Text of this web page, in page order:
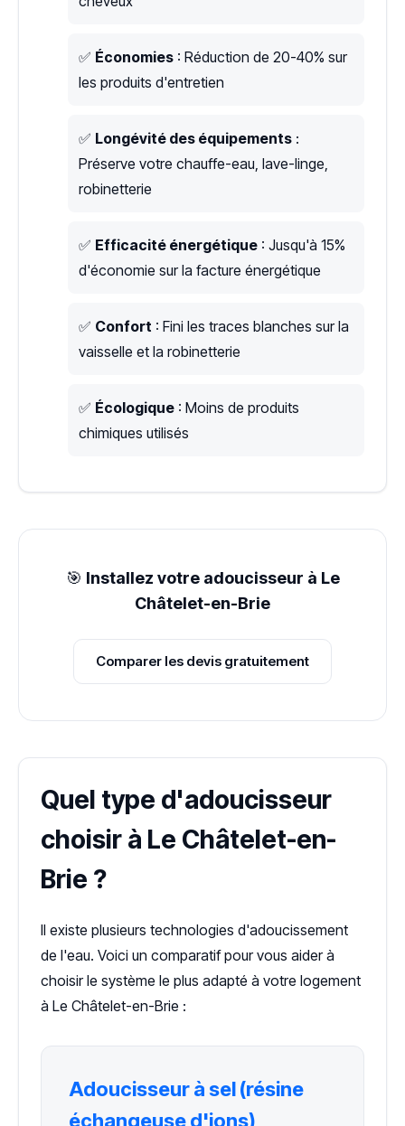
✅ Économies : Réduction de 20-40% sur
les produits d'entretien
✅ Longévité des équipements :
Préserve votre chauffe-eau, lave-linge,
robinetterie
✅ Efficacité énergétique : Jusqu'à 15%
d'économie sur la facture énergétique
✅ Confort : Fini les traces blanches sur la
vaisselle et la robinetterie
✅ Écologique : Moins de produits
chimiques utilisés
🎯 Installez votre adoucisseur à Le
Châtelet-en-Brie
Comparer les devis gratuitement
Quel type d'adoucisseur
choisir à Le Châtelet-en-
Brie ?
Il existe plusieurs technologies d'adoucissement
de l'eau. Voici un comparatif pour vous aider à
choisir le système le plus adapté à votre logement
à Le Châtelet-en-Brie :
Adoucisseur à sel (résine
échangeuse d'ions)